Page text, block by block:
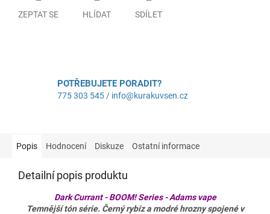
ZEPTAT SE HLÍDAT SDÍLET
POTŘEBUJETE PORADIT?
775 303 545 / info@kurakuvsen.cz
Popis Hodnocení Diskuze Ostatní informace
Detailní popis produktu
Dark Currant - BOOM! Series - Adams vape
Temnější tón série. Černý rybíz a modré hrozny spojené v